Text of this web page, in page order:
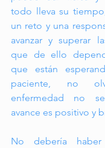
todo lleva su
un reto y una
avanzar y superar
que de ello
que están
paciente, no
enfermedad no
avance es positivo y
No debería haber